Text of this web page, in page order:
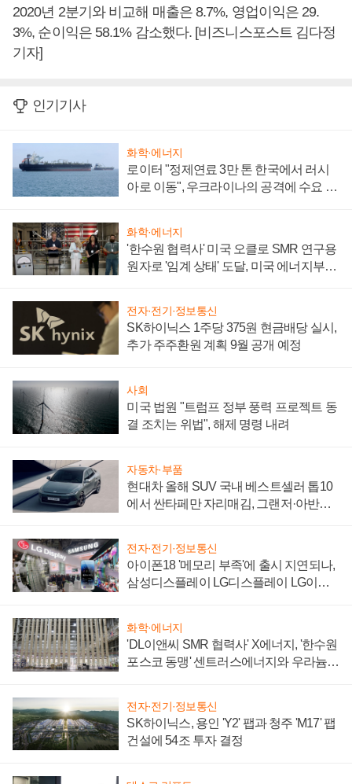
2020년 2분기와 비교해 매출은 8.7%, 영업이익은 29.
3%, 순이익은 58.1% 감소했다. [비즈니스포스트 김다정
기자]
인기기사
화학·에너지
로이터 "정제연료 3만 톤 한국에서 러시
아로 이동", 우크라이나의 공격에 수요 늘
화학·에너지
'한수원 협력사' 미국 오클로 SMR 연구용
원자로 '임계 상태' 도달, 미국 에너지부
전자·전기·정보통신
SK하이닉스 1주당 375원 현금배당 실시,
추가 주주환원 계획 9월 공개 예정
사회
미국 법원 "트럼프 정부 풍력 프로젝트 동
결 조치는 위법", 해제 명령 내려
자동차·부품
현대차 올해 SUV 국내 베스트셀러 톱10
에서 싼타페만 자리매김, 그랜저·아반떼
전자·전기·정보통신
아이폰18 '메모리 부족'에 출시 지연되나,
삼성디스플레이 LG디스플레이 LG이노
화학·에너지
'DL이앤씨 SMR 협력사' X에너지, '한수원
포스코 동맹' 센트러스에너지와 우라늄
전자·전기·정보통신
SK하이닉스, 용인 'Y2' 팹과 청주 'M17' 팹
건설에 54조 투자 결정